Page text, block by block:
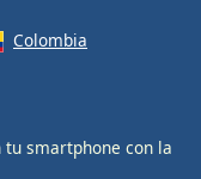
Colombia
smartphone con la